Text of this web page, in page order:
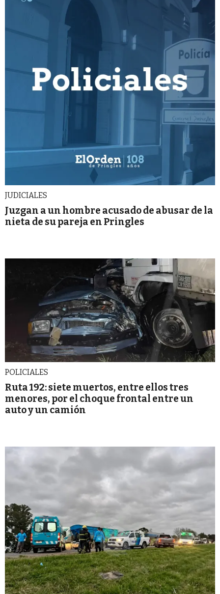
JUDICIALES
Juzgan a un hombre acusado de abusar de la
nieta de su pareja en Pringles
POLICIALES
Ruta 192: siete muertos, entre ellos tres
menores, por el choque frontal entre un
auto y un camión